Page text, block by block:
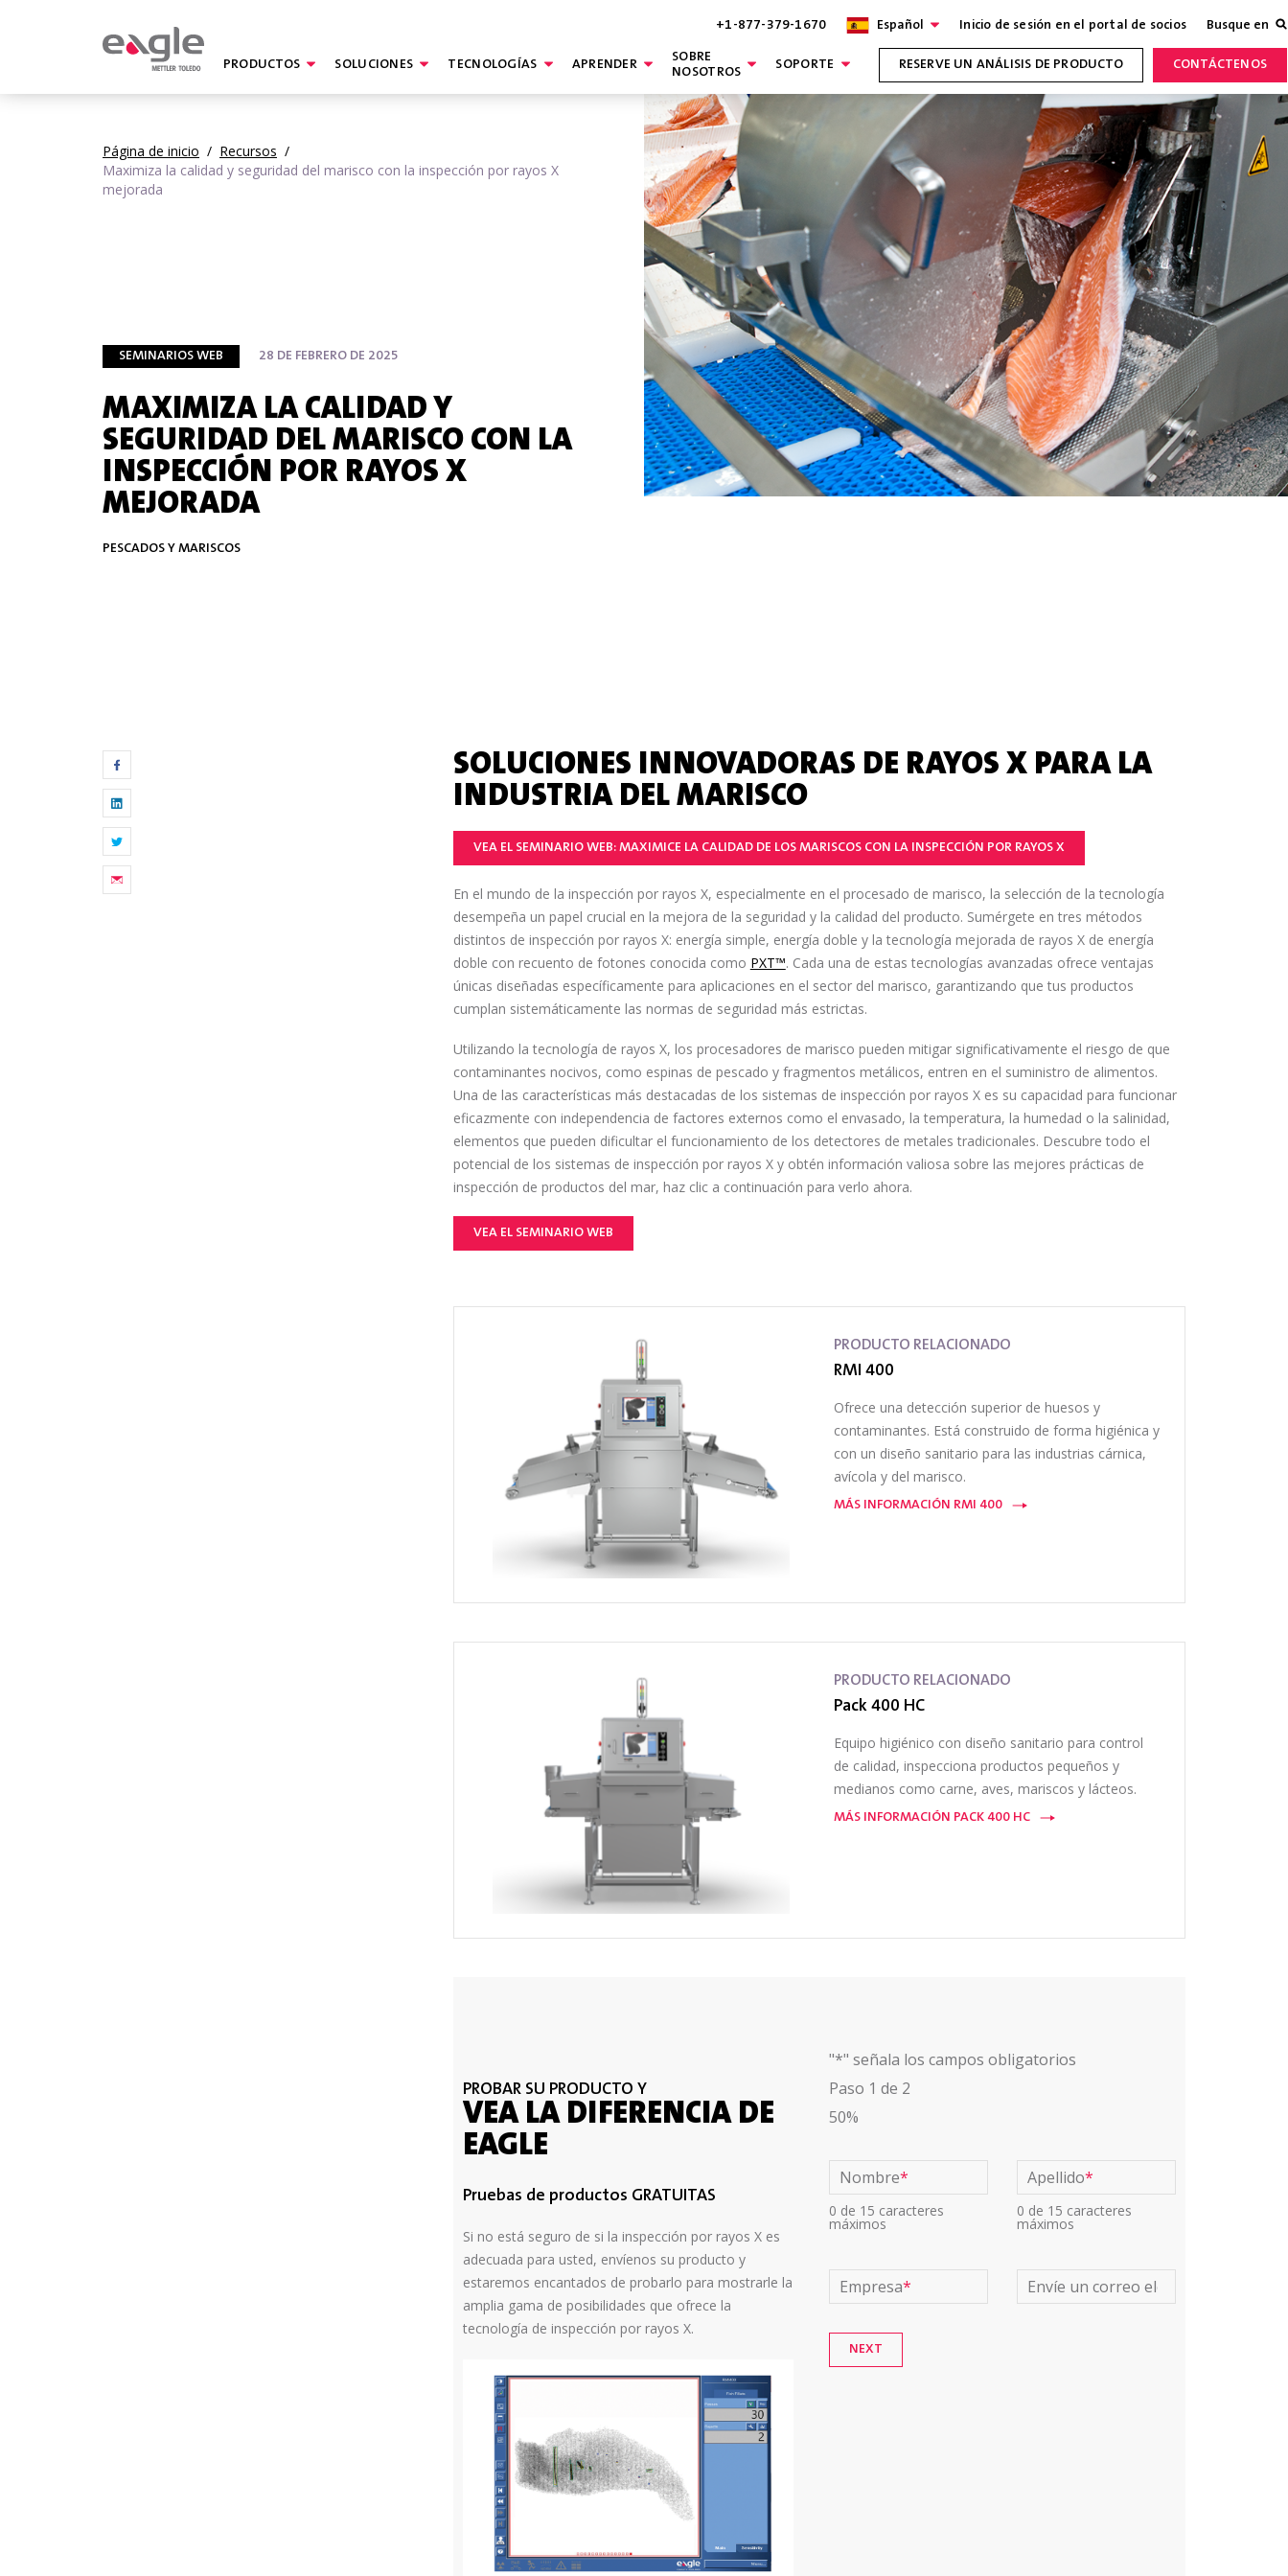
+1-877-379-1670 Español Inicio de sesión en el portal de socios Busque en
PRODUCTOS SOLUCIONES TECNOLOGÍAS APRENDER
SOBRE
NOSOTROS
SOPORTE RESERVE UN ANÁLISIS DE PRODUCTO CONTÁCTENOS
Página de inicio / Recursos /
Maximiza la calidad y seguridad del marisco con la inspección por rayos X
mejorada
SEMINARIOS WEB 28 DE FEBRERO DE 2025
MAXIMIZA LA CALIDAD Y
SEGURIDAD DEL MARISCO CON LA
INSPECCIÓN POR RAYOS X
MEJORADA
PESCADOS Y MARISCOS
SOLUCIONES INNOVADORAS DE RAYOS X PARA LA
INDUSTRIA DEL MARISCO
VEA EL SEMINARIO WEB: MAXIMICE LA CALIDAD DE LOS MARISCOS CON LA INSPECCIÓN POR RAYOS X
En el mundo de la inspección por rayos X, especialmente en el procesado de marisco, la selección de la tecnología
desempeña un papel crucial en la mejora de la seguridad y la calidad del producto. Sumérgete en tres métodos
distintos de inspección por rayos X: energía simple, energía doble y la tecnología mejorada de rayos X de energía
doble con recuento de fotones conocida como PXT™. Cada una de estas tecnologías avanzadas ofrece ventajas
únicas diseñadas específicamente para aplicaciones en el sector del marisco, garantizando que tus productos
cumplan sistemáticamente las normas de seguridad más estrictas.
Utilizando la tecnología de rayos X, los procesadores de marisco pueden mitigar significativamente el riesgo de que
contaminantes nocivos, como espinas de pescado y fragmentos metálicos, entren en el suministro de alimentos.
Una de las características más destacadas de los sistemas de inspección por rayos X es su capacidad para funcionar
eficazmente con independencia de factores externos como el envasado, la temperatura, la humedad o la salinidad,
elementos que pueden dificultar el funcionamiento de los detectores de metales tradicionales. Descubre todo el
potencial de los sistemas de inspección por rayos X y obtén información valiosa sobre las mejores prácticas de
inspección de productos del mar, haz clic a continuación para verlo ahora.
VEA EL SEMINARIO WEB
PRODUCTO RELACIONADO
RMI 400
Ofrece una detección superior de huesos y
contaminantes. Está construido de forma higiénica y
con un diseño sanitario para las industrias cárnica,
avícola y del marisco.
MÁS INFORMACIÓN RMI 400
PRODUCTO RELACIONADO
Pack 400 HC
Equipo higiénico con diseño sanitario para control
de calidad, inspecciona productos pequeños y
medianos como carne, aves, mariscos y lácteos.
MÁS INFORMACIÓN PACK 400 HC
PROBAR SU PRODUCTO Y
VEA LA DIFERENCIA DE
EAGLE
Pruebas de productos GRATUITAS
Si no está seguro de si la inspección por rayos X es
adecuada para usted, envíenos su producto y
estaremos encantados de probarlo para mostrarle la
amplia gama de posibilidades que ofrece la
tecnología de inspección por rayos X.
"*" señala los campos obligatorios
Paso 1 de 2
50%
Nombre*
0 de 15 caracteres
máximos
Apellido*
0 de 15 caracteres
máximos
Empresa* Envíe un correo electrónico a